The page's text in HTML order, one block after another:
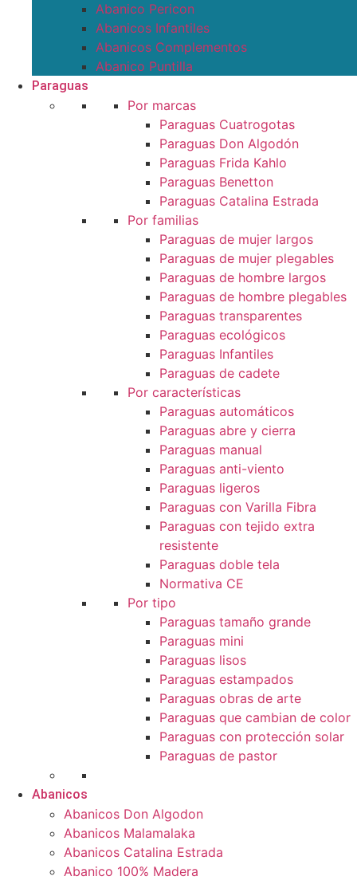
Abanico Pericon
Abanicos Infantiles
Abanicos Complementos
Abanico Puntilla
Paraguas
Por marcas
Paraguas Cuatrogotas
Paraguas Don Algodón
Paraguas Frida Kahlo
Paraguas Benetton
Paraguas Catalina Estrada
Por familias
Paraguas de mujer largos
Paraguas de mujer plegables
Paraguas de hombre largos
Paraguas de hombre plegables
Paraguas transparentes
Paraguas ecológicos
Paraguas Infantiles
Paraguas de cadete
Por características
Paraguas automáticos
Paraguas abre y cierra
Paraguas manual
Paraguas anti-viento
Paraguas ligeros
Paraguas con Varilla Fibra
Paraguas con tejido extra
resistente
Paraguas doble tela
Normativa CE
Por tipo
Paraguas tamaño grande
Paraguas mini
Paraguas lisos
Paraguas estampados
Paraguas obras de arte
Paraguas que cambian de color
Paraguas con protección solar
Paraguas de pastor
Abanicos
Abanicos Don Algodon
Abanicos Malamalaka
Abanicos Catalina Estrada
Abanico 100% Madera